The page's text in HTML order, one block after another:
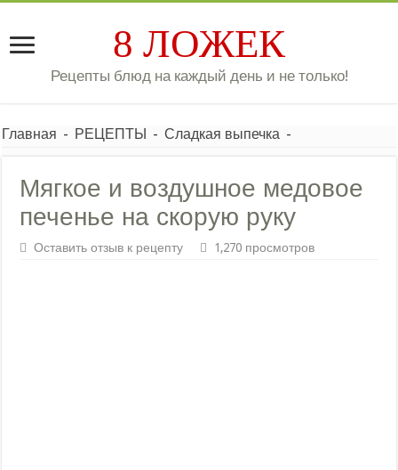
8 ЛОЖЕК
Рецепты блюд на каждый день и не только!
Главная - РЕЦЕПТЫ - Сладкая выпечка -
Мягкое и воздушное медовое
печенье на скорую руку
Оставить отзыв к рецепту 1,270 просмотров